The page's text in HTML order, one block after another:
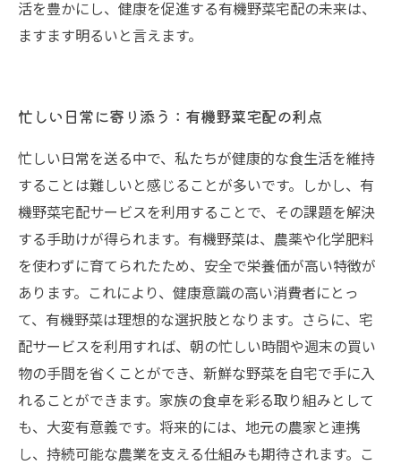
活を豊かにし、健康を促進する有機野菜宅配の未来は、
ますます明るいと言えます。
忙しい日常に寄り添う：有機野菜宅配の利点
忙しい日常を送る中で、私たちが健康的な食生活を維持
することは難しいと感じることが多いです。しかし、有
機野菜宅配サービスを利用することで、その課題を解決
する手助けが得られます。有機野菜は、農薬や化学肥料
を使わずに育てられたため、安全で栄養価が高い特徴が
あります。これにより、健康意識の高い消費者にとっ
て、有機野菜は理想的な選択肢となります。さらに、宅
配サービスを利用すれば、朝の忙しい時間や週末の買い
物の手間を省くことができ、新鮮な野菜を自宅で手に入
れることができます。家族の食卓を彩る取り組みとして
も、大変有意義です。将来的には、地元の農家と連携
し、持続可能な農業を支える仕組みも期待されます。こ